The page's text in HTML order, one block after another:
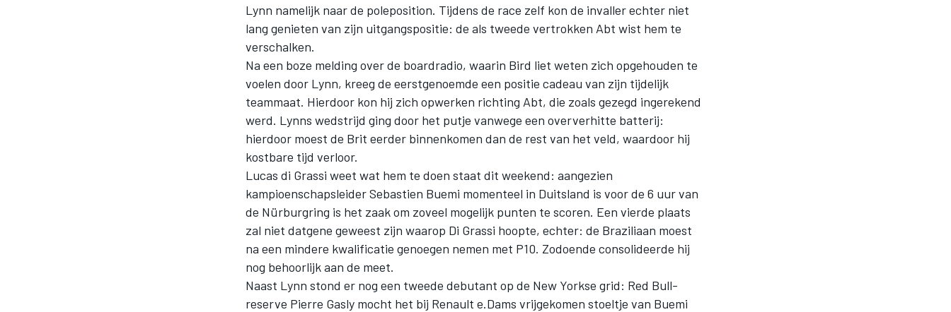
Lynn namelijk naar de poleposition. Tijdens de race zelf kon de invaller echter niet
lang genieten van zijn uitgangspositie: de als tweede vertrokken Abt wist hem te
verschalken.
Na een boze melding over de boardradio, waarin Bird liet weten zich opgehouden te
voelen door Lynn, kreeg de eerstgenoemde een positie cadeau van zijn tijdelijk
teammaat. Hierdoor kon hij zich opwerken richting Abt, die zoals gezegd ingerekend
werd. Lynns wedstrijd ging door het putje vanwege een oververhitte batterij:
hierdoor moest de Brit eerder binnenkomen dan de rest van het veld, waardoor hij
kostbare tijd verloor.
Lucas di Grassi weet wat hem te doen staat dit weekend: aangezien
kampioenschapsleider Sebastien Buemi momenteel in Duitsland is voor de 6 uur van
de Nürburgring is het zaak om zoveel mogelijk punten te scoren. Een vierde plaats
zal niet datgene geweest zijn waarop Di Grassi hoopte, echter: de Braziliaan moest
na een mindere kwalificatie genoegen nemen met P10. Zodoende consolideerde hij
nog behoorlijk aan de meet.
Naast Lynn stond er nog een tweede debutant op de New Yorkse grid: Red Bull-
reserve Pierre Gasly mocht het bij Renault e.Dams vrijgekomen stoeltje van Buemi